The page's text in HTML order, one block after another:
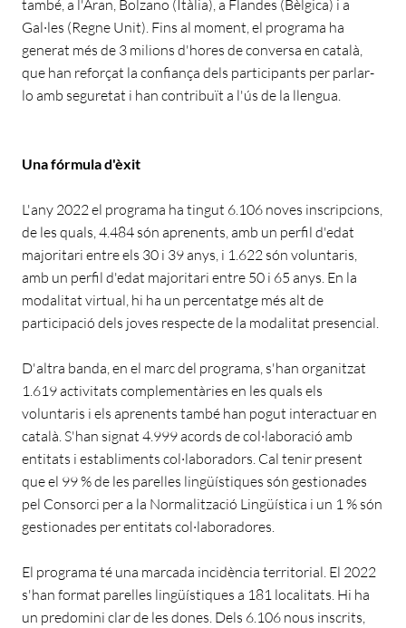
també, a l'Aran, Bolzano (Itàlia), a Flandes (Bèlgica) i a
Gal·les (Regne Unit). Fins al moment, el programa ha
generat més de 3 milions d'hores de conversa en català,
que han reforçat la confiança dels participants per parlar-
lo amb seguretat i han contribuït a l'ús de la llengua.
Una fórmula d'èxit
L'any 2022 el programa ha tingut 6.106 noves inscripcions,
de les quals, 4.484 són aprenents, amb un perfil d'edat
majoritari entre els 30 i 39 anys, i 1.622 són voluntaris,
amb un perfil d'edat majoritari entre 50 i 65 anys. En la
modalitat virtual, hi ha un percentatge més alt de
participació dels joves respecte de la modalitat presencial.
D'altra banda, en el marc del programa, s'han organitzat
1.619 activitats complementàries en les quals els
voluntaris i els aprenents també han pogut interactuar en
català. S'han signat 4.999 acords de col·laboració amb
entitats i establiments col·laboradors. Cal tenir present
que el 99 % de les parelles lingüístiques són gestionades
pel Consorci per a la Normalització Lingüística i un 1 % són
gestionades per entitats col·laboradores.
El programa té una marcada incidència territorial. El 2022
s'han format parelles lingüístiques a 181 localitats. Hi ha
un predomini clar de les dones. Dels 6.106 nous inscrits,